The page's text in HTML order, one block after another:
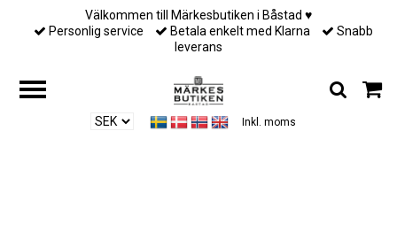
Välkommen till Märkesbutiken i Båstad ♥︎
Personlig service
Betala enkelt med Klarna
Snabb
leverans
Inkl. moms